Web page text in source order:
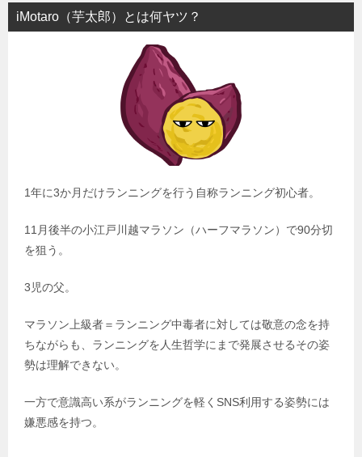
iMotaro（芋太郎）とは何ヤツ？
1年に3か月だけランニングを行う自称ランニング初心者。
11月後半の小江戸川越マラソン（ハーフマラソン）で90分切
を狙う。
3児の父。
マラソン上級者＝ランニング中毒者に対しては敬意の念を持
ちながらも、ランニングを人生哲学にまで発展させるその姿
勢は理解できない。
一方で意識高い系がランニングを軽くSNS利用する姿勢には
嫌悪感を持つ。